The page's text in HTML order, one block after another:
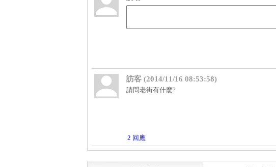
訪客 (2014/11/16 08:53:58)
請問老街有什麼?
2 回應